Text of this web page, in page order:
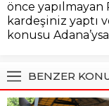
önce yapılmayan
kardeşiniz yaptı
konusu
BENZER